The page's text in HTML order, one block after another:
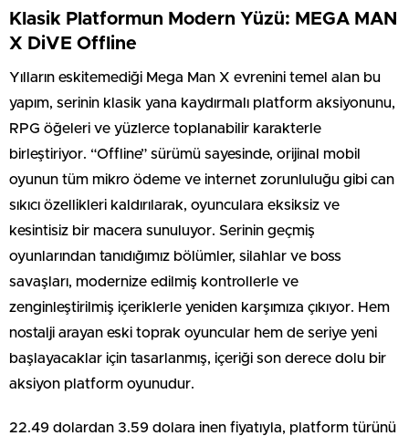
Klasik Platformun Modern Yüzü: MEGA MAN
X DiVE Offline
Yılların eskitemediği Mega Man X evrenini temel alan bu
yapım, serinin klasik yana kaydırmalı platform aksiyonunu,
RPG öğeleri ve yüzlerce toplanabilir karakterle
birleştiriyor. “Offline” sürümü sayesinde, orijinal mobil
oyunun tüm mikro ödeme ve internet zorunluluğu gibi can
sıkıcı özellikleri kaldırılarak, oyunculara eksiksiz ve
kesintisiz bir macera sunuluyor. Serinin geçmiş
oyunlarından tanıdığımız bölümler, silahlar ve boss
savaşları, modernize edilmiş kontrollerle ve
zenginleştirilmiş içeriklerle yeniden karşımıza çıkıyor. Hem
nostalji arayan eski toprak oyuncular hem de seriye yeni
başlayacaklar için tasarlanmış, içeriği son derece dolu bir
aksiyon platform oyunudur.
22.49 dolardan 3.59 dolara inen fiyatıyla, platform türünü